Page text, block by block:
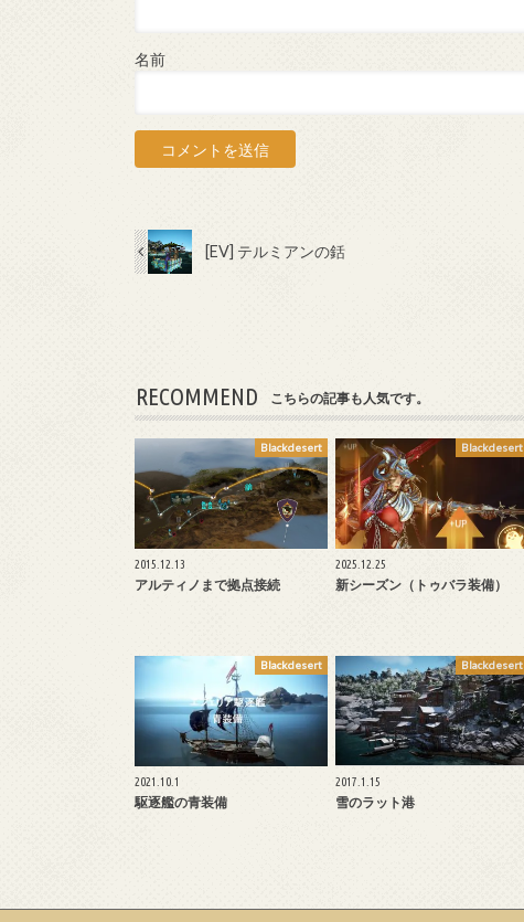
名前
[EV] テルミアンの銛
RECOMMEND こちらの記事も人気です。
Blackdesert
2015.12.13
アルティノまで拠点接続
Blackdesert
2025.12.25
新シーズン（トゥバラ装備）
Blackdesert
2021.10.1
駆逐艦の青装備
Blackdesert
2017.1.15
雪のラット港